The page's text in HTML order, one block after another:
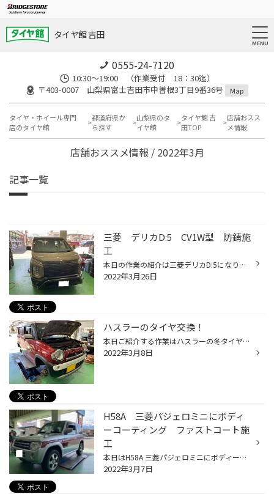
タイヤ館 吉田
0555-24-7120
10:30～19:00 （作業受付 18：30迄）
〒403-0007 山梨県富士吉田市中曽根3丁目9番36号
Map
タイヤ・ホイール専門
店のタイヤ館
都道府県か
ら探す
山梨県のタ
イヤ館
タイヤ館 吉
田TOP
店舗おスス
メ情報
店舗おススメ情報 / 2022年3月
記事一覧
三菱 デリカD:5 CV1W型 防錆施
工
本日の作業の紹介は三菱デリカD:5になります！ 今回はタイヤ館吉田おすすめ作業の一つである防錆コーティングを施工致しました。 普段あまり目にする機会のない車の下回りですが 比較的新しい車でもマフラーやサスペンションの付け根の部分など錆が発生しております。 富士吉田地域は土地柄、降雪前...
2022年3月26日
ハスラーのタイヤ交換！
本日ご紹介する作業はハスラーの冬タイヤ交換です！ ↓ 赤と白のツートンカラーでした！オシャレですね！ ↓ タイヤは【165/65R14 VRX３】を装着です。 ↓ ホイールバランスにかけて組み付け作業完了です。 タイヤ値上がりの事もあり、来店のお客様も増えております！ 月末にかけて混雑する事が予想さ...
2022年3月8日
H58A 三菱パジェロミニにボディ
ーコーティング ファストコート施
工
本日はH58A 三菱パジェロミニにボディーコーティング ファストコート施工致しました！ タイヤ館吉田店ではボディーコーティングや板金も承っております。 作業の詳しい内容はこちら！
2022年3月7日